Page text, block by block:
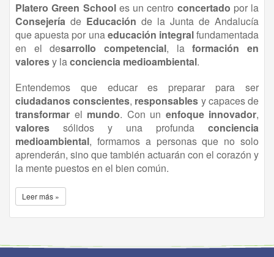
Platero Green Schooles un centro concertado por la
Consejería de Educación de la Junta de Andalucía
que apuesta por unaeducación integralfundamentada
en el desarrollo competencial, laformación en
valoresy laconciencia medioambiental.
Entendemos que educar es preparar para ser
ciudadanos conscientes, responsables y capaces de
transformar el mundo. Con un enfoque innovador,
valores sólidos y una profunda conciencia
medioambiental, formamos a personas que no solo
aprenderán, sino que también actuarán con el corazón y
la mente puestos en el bien común.
Leer más »